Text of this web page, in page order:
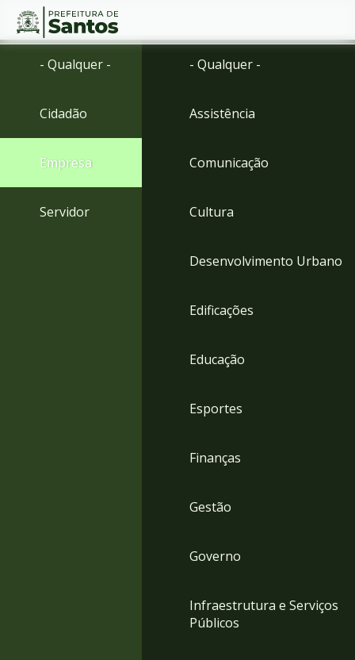
Ir
Ir
menu
Conteúdo
- Qualquer -
Cidadão
Empresa
Servidor
- Qualquer -
Assistência
Comunicação
Cultura
Desenvolvimento Urbano
Edificações
Educação
Esportes
Finanças
Gestão
Governo
Infraestrutura e Serviços
Públicos